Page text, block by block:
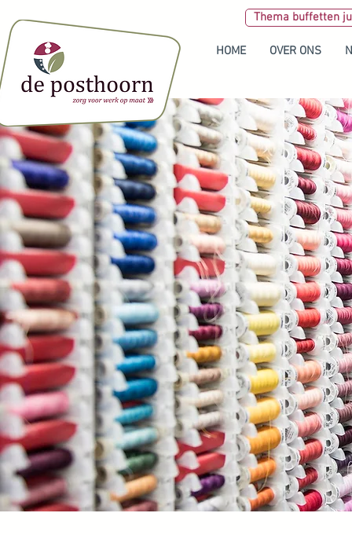
Thema buffetten
HOME OVER ONS